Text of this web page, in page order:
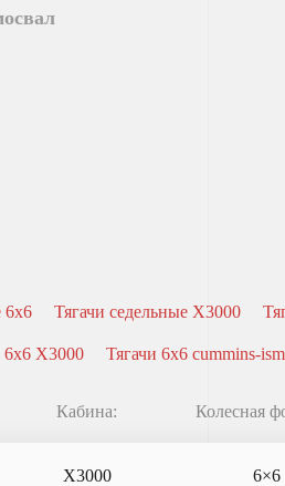
6x6 Тягачи седельные X3000
6x6 X3000 Тягачи 6x6 cummins-
Кабина: Колесная
X3000 6×6